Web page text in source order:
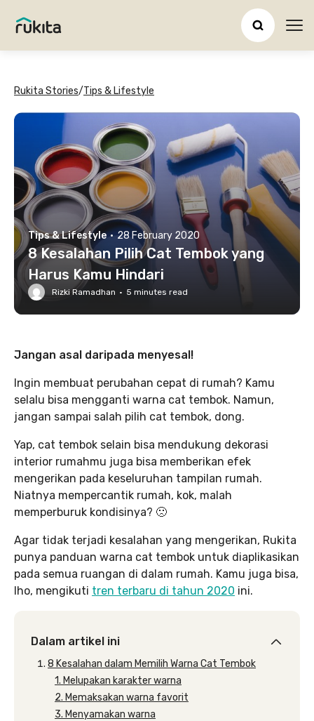
Rukita Stories/Tips & Lifestyle
Tips & Lifestyle · 28 February 2020
8 Kesalahan Pilih Cat Tembok yang
Harus Kamu Hindari
Rizki Ramadhan · 5 minutes read
Jangan asal daripada menyesal!
Ingin membuat perubahan cepat di rumah? Kamu
selalu bisa mengganti warna cat tembok. Namun,
jangan sampai salah pilih cat tembok, dong.
Yap, cat tembok selain bisa mendukung dekorasi
interior rumahmu juga bisa memberikan efek
mengerikan pada keseluruhan tampilan rumah.
Niatnya mempercantik rumah, kok, malah
memperburuk kondisinya? 🙁
Agar tidak terjadi kesalahan yang mengerikan, Rukita
punya panduan warna cat tembok untuk diaplikasikan
pada semua ruangan di dalam rumah. Kamu juga bisa,
lho, mengikuti tren terbaru di tahun 2020 ini.
Dalam artikel ini
8 Kesalahan dalam Memilih Warna Cat Tembok
1. Melupakan karakter warna
2. Memaksakan warna favorit
3. Menyamakan warna